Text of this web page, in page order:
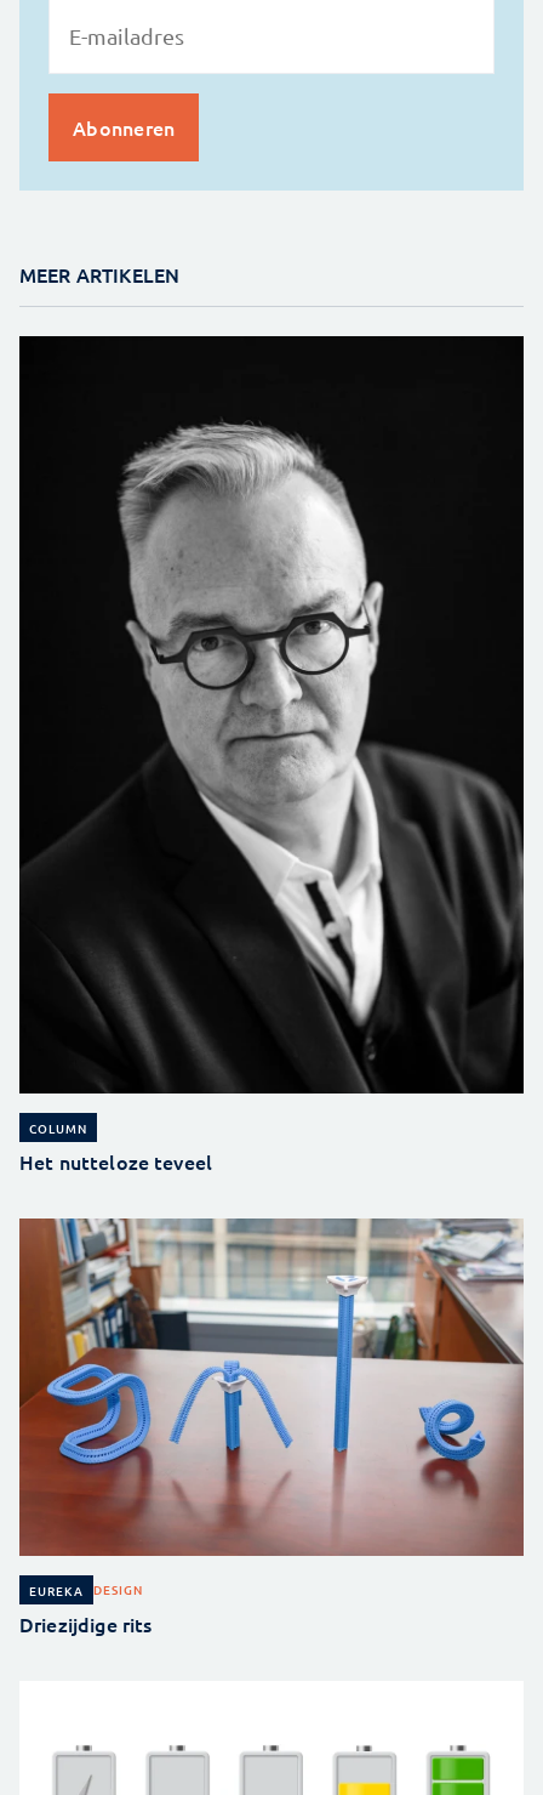
MEER ARTIKELEN
COLUMN
Het nutteloze teveel
EUREKA DESIGN
Driezijdige rits